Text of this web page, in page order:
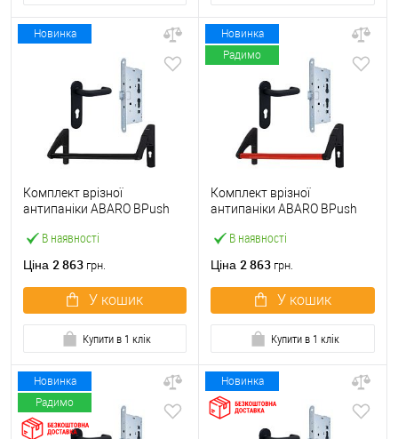
Новинка
В наявності
Комплект врізної
антипаніки ABARO BPush
чорний із замком та ручкою
Ціна 2 863 грн.
У кошик
Купити в 1 клік
Новинка
Радимо
В наявності
Комплект врізної
антипаніки ABARO BPush
червоний із замком та
Ціна 2 863 грн.
У кошик
Купити в 1 клік
Новинка
Радимо
Новинка